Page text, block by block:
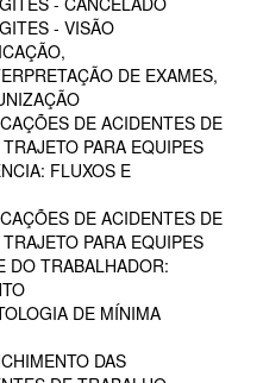
- VISÃO
DE EXAMES,
DE ACIDENTES DE
PARA EQUIPES
FLUXOS E
DE ACIDENTES DE
PARA EQUIPES
DO TRABALHADOR:
DE MÍNIMA
DAS